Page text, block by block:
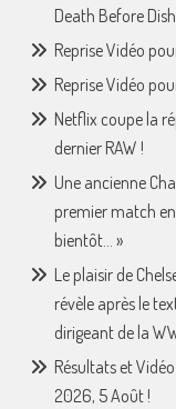
Death Before
Reprise Vidéo
Reprise Vidéo
Netflix coupe la
dernier RAW !
Une ancienne
premier match en
bientôt… »
Le plaisir de
révèle après le
dirigeant de la
Résultats et
2026, 5 Août !